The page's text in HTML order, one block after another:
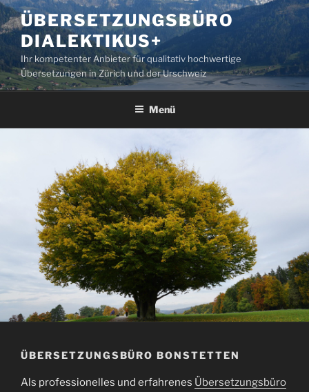
Zum
Inhalt
springen
ÜBERSETZUNGSBÜRO
DIALEKTIKUS+
Ihr kompetenter Anbieter für qualitativ hochwertige
Übersetzungen in Zürich und der Urschweiz
Menü
ÜBERSETZUNGSBÜRO BONSTETTEN
Als professionelles und erfahrenes Übersetzungsbüro